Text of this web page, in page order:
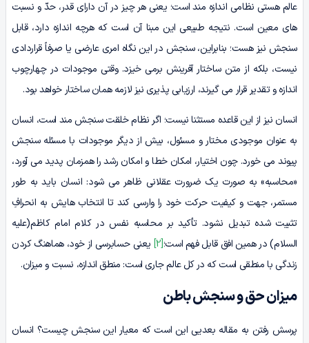
عالم هستی نظامی اندازه مند است؛ یعنی هر چیز در آن دارای قدر، حدّ و نسبت
های معین است. نتیجه طبیعی این مبنا آن است که هرچه اندازه دارد، قابل
سنجش نیز هست؛ بنابراین، سنجش در این نگاه امری عارضی یا صرفاً قراردادی
نیست، بلکه از متن ساختار آفرینش برمی خیزد. وقتی موجودات در چهارچوب
اندازه و تقدیر قرار می گیرند، ارزیابی پذیری نیز لازمه همان ساختار خواهد بود.
انسان نیز از این قاعده مستثنا نیست؛ اگر نظام خلقت سنجش مند است، انسان
به عنوان موجودی مختار و مسئول، بیش از دیگر موجودات با مسئله سنجش
پیوند می خورد. چون اختیار، امکان خطا و امکان رشد را همزمان پدید می آورد،
«محاسبه» به صورت یک ضرورت عقلانی ظاهر می شود: انسان باید به طور
مستمر، جهت و کیفیت حرکت خود را وارسی کند تا انتخاب هایش به انحرافِ
تثبیت شده تبدیل نشود. تأکید بر محاسبه نفس در کلام امام کاظم(علیه
السلام) در همین افق قابل فهم است؛[2]
یعنی حسابرسی از خود، هماهنگ کردن
زندگی با منطقی است که در کل عالم جاری است: منطق اندازه، نسبت و میزان.
میزان حق و سنجش باطن
پرسش رفتن به مقاله بعدیی این است که معیار این سنجش چیست؟ انسان